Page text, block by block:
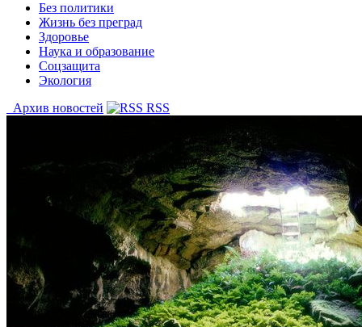
Без политики
Жизнь без преград
Здоровье
Наука и образование
Соцзащита
Экология
Архив новостей
RSS